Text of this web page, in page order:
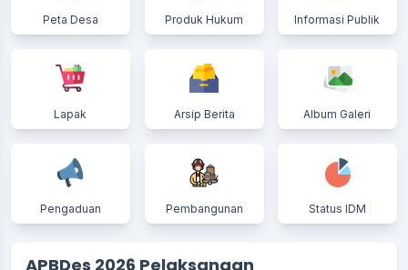
Peta Desa Produk Hukum Informasi Publik
Lapak Arsip Berita Album Galeri
Pengaduan Pembangunan Status IDM
APBDes 2026 Pelaksanaan